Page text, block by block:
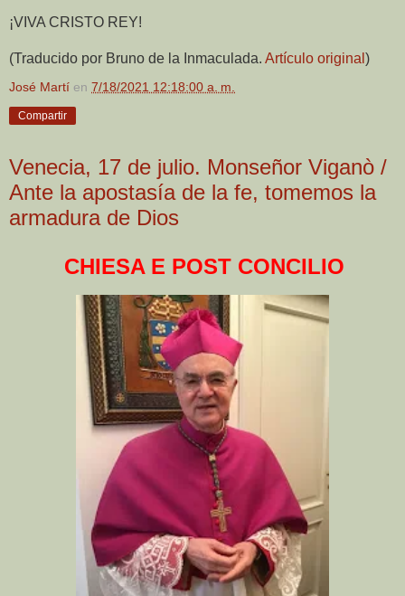
¡VIVA CRISTO REY!
(Traducido por Bruno de la Inmaculada. Artículo original )
José Martí en 7/18/2021 12:18:00 a. m.
Compartir
Venecia, 17 de julio. Monseñor Viganò /
Ante la apostasía de la fe, tomemos la
armadura de Dios
CHIESA E POST CONCILIO